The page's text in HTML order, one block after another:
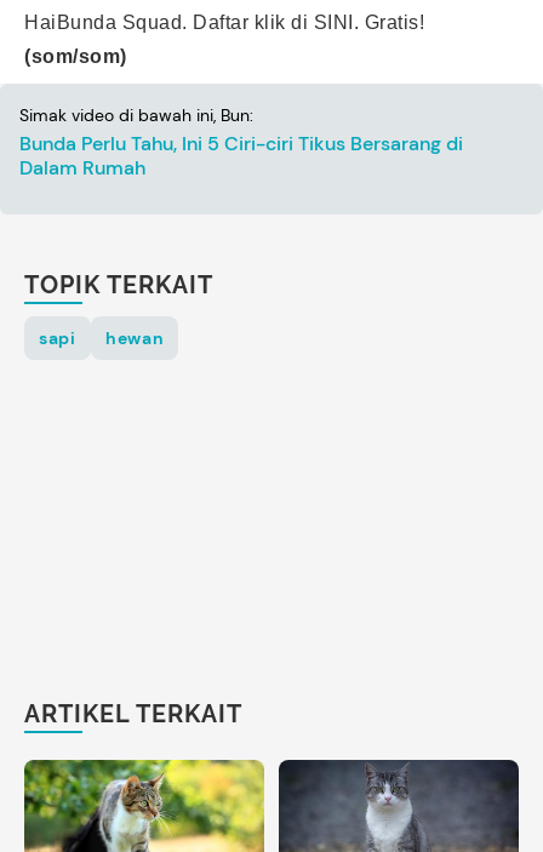
HaiBunda Squad. Daftar klik di SINI . Gratis!
(som/som)
Simak video di bawah ini, Bun:
Bunda Perlu Tahu, Ini 5 Ciri-ciri Tikus Bersarang di
Dalam Rumah
TOPIK TERKAIT
sapi hewan
ARTIKEL TERKAIT